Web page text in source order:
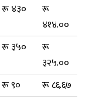
रू ४३०
रू
४१४.००
रू ३५०
रू
३२५.००
रू ९०
रू ८६.६७